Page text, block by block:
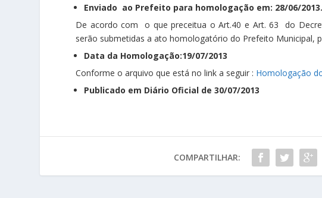
Enviado ao Prefeito para homologação em: 28/06/2013.
De acordo com o que preceitua o Art.40 e Art. 63 do
serão submetidas a ato homologatório do Prefeito Municipal,
Data da Homologação:19/07/2013
Conforme o arquivo que está no link a seguir : Homologação
Publicado em Diário Oficial de 30/07/2013
COMPARTILHAR: